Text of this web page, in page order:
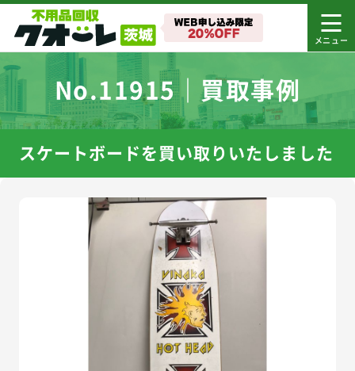
No.11915｜買取事例
スケートボードを買い取りいたしました